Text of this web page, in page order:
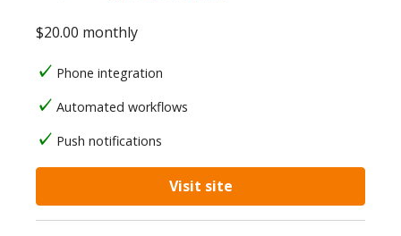
$20.00 monthly
Phone integration
Automated workflows
Push notifications
Visit site